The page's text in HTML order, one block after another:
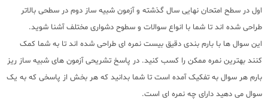
اول در سطح امتحان نهایی سال گذشته و آزمون شبیه ساز دوم در سطحی بالاتر
طراحی شده اند تا شما با انواع سوالات و سطوح دشواری مختلف آشنا شوید.
این سوال ها با بارم بندی دقیق بیست نمره ای طراحی شده اند تا به شما کمک
کنند بهترین نمره ممکن را کسب کنید. در پاسخ تشریحی آزمون های شبیه ساز ریز
بارم هر سوال به تفکیک آمده است تا شما بدانید که هر بخش از پاسخی که به یک
سوال می دهید دارای چه نمره ای است.